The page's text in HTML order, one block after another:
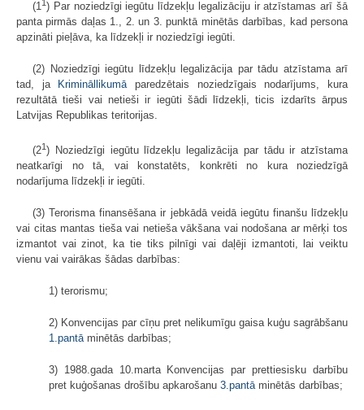
(11) Par noziedzīgi iegūtu līdzekļu legalizāciju ir atzīstamas arī šā
panta pirmās daļas 1., 2. un 3. punktā minētās darbības, kad persona
apzināti pieļāva, ka līdzekļi ir noziedzīgi iegūti.
(2) Noziedzīgi iegūtu līdzekļu legalizācija par tādu atzīstama arī
tad, ja
Krimināllikumāparedzētais noziedzīgais nodarījums, kura
rezultātā tieši vai netieši ir iegūti šādi līdzekļi, ticis izdarīts ārpus
Latvijas Republikas teritorijas.
(21) Noziedzīgi iegūtu līdzekļu legalizācija par tādu ir atzīstama
neatkarīgi no tā, vai konstatēts, konkrēti no kura noziedzīgā
nodarījuma līdzekļi ir iegūti.
(3) Terorisma finansēšana ir jebkādā veidā iegūtu finanšu līdzekļu
vai citas mantas tieša vai netieša vākšana vai nodošana ar mērķi tos
izmantot vai zinot, ka tie tiks pilnīgi vai daļēji izmantoti, lai veiktu
vienu vai vairākas šādas darbības:
1) terorismu;
2) Konvencijas par cīņu pret nelikumīgu gaisa kuģu sagrābšanu
1.pantāminētās darbības;
3) 1988.gada 10.marta Konvencijas par prettiesisku darbību
pret kuģošanas drošību apkarošanu 3.pantāminētās darbības;